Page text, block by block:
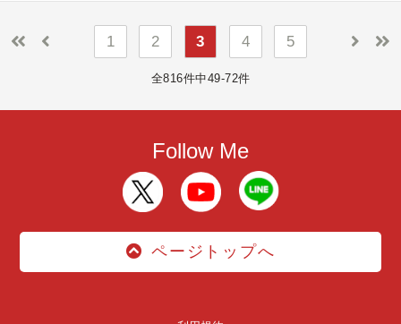
1 2 3 4 5
全816件中49-72件
Follow Me
ページトップへ